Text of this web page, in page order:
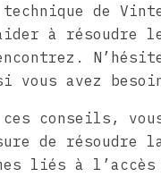
technique de
à résoudre
vous avez
conseils,
de résoudre
liés à